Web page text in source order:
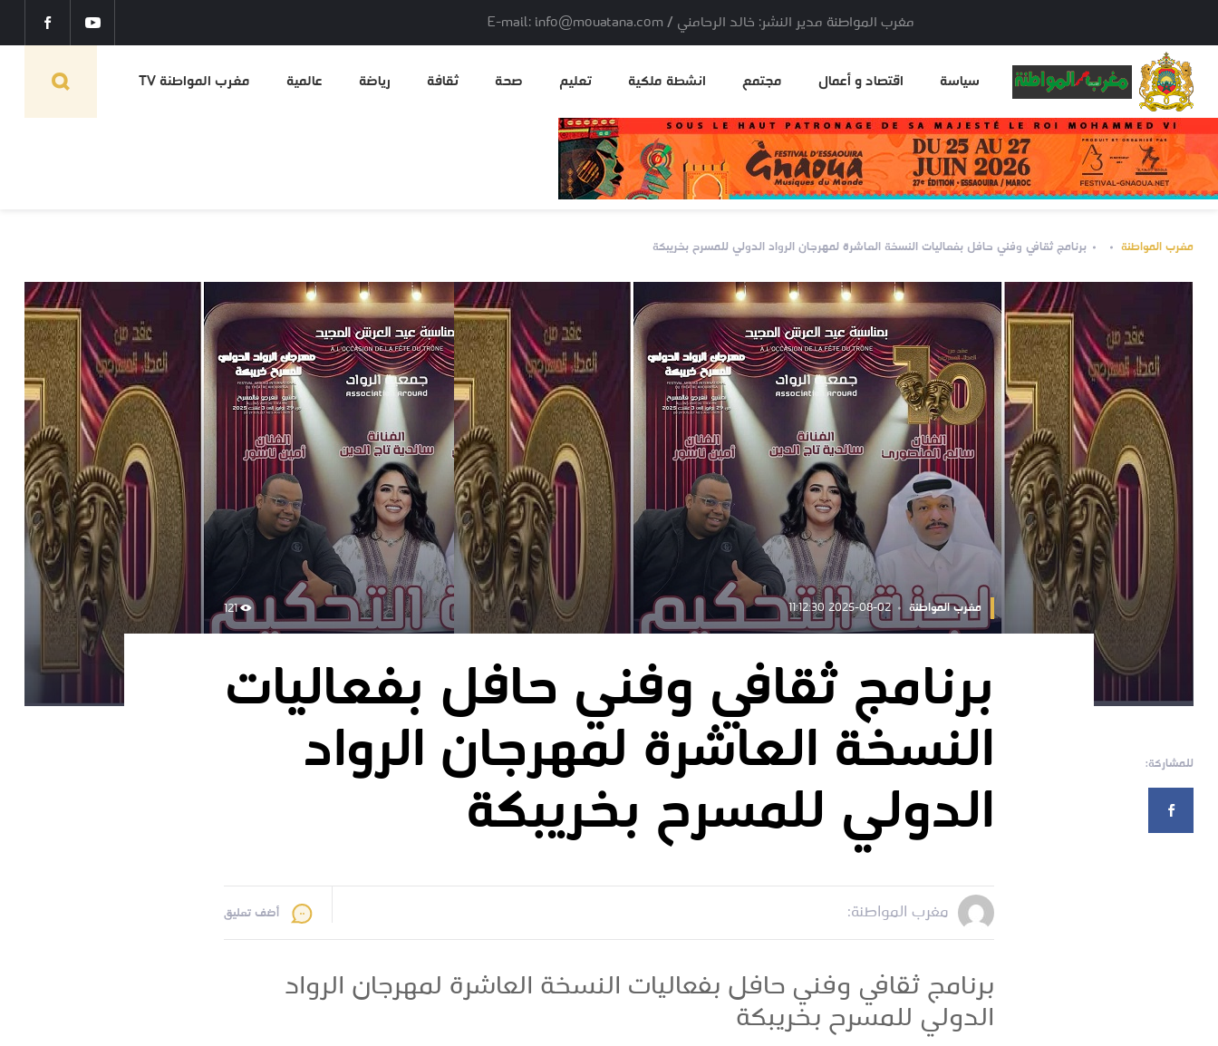
مغرب المواطنة مدير النشر: خالد الرحامني / E-mail: info@mouatana.com
سياسة اقتصاد و أعمال مجتمع انشطة ملكية تعليم صحة ثقافة رياضة عالمية مغرب المواطنة TV
مغرب المواطنة برنامج ثقافي وفني حافل بفعاليات النسخة العاشرة لمهرجان الرواد الدولي للمسرح بخريبكة
مغرب المواطنة 2025-08-02 11:12:30
121
للمشاركة:
برنامج ثقافي وفني حافل بفعاليات
النسخة العاشرة لمهرجان الرواد
الدولي للمسرح بخريبكة
مغرب المواطنة: أضف تعليق
برنامج ثقافي وفني حافل بفعاليات النسخة العاشرة لمهرجان الرواد
الدولي للمسرح بخريبكة